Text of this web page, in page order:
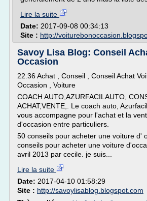
Lire la suite
Date: 2017-09-08 00:34:13
Site : http://
Savoy Lisa Blog: Conseil
Occasion
22.36 Achat , Conseil , Conseil Achat
Occasion , Voiture
COACH AUTO,AZURFACILAUTO,
ACHAT,VENTE,. Le coach auto,
vous accompagne pour l'achat et la
d'occasion entre particuliers.
50 conseils pour acheter une voiture d'
conseils pour acheter une voiture
avril 2013 par cecile. je suis...
Lire la suite
Date: 2017-04-10 01:58:29
Site : http://savoylisablog.blogspot.com